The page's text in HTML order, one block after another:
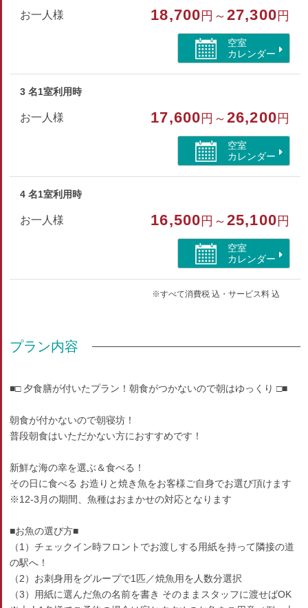
ボディソープ・ヒゲソリ・ブラシ・浴衣
トイレ/禁煙/インターネットができる部屋/洗浄機付トイ
お一人様 18,700 円～27,300 円
空室
カレンダー
3 名1室利用時
お一人様 17,600 円～26,200 円
空室
カレンダー
4 名1室利用時
お一人様 16,500 円～25,100 円
空室
カレンダー
※すべて消費税 込・サービス料 込
プラン内容
■□ 夕食膳が付いたプラン！朝食がつかないので朝はゆっくり □■
朝食が付かないので朝寝坊！
普段朝食はいただかない方におすすめです！
新鮮な海の幸を選ぶ＆食べる！
その日に食べる お造りと焼き魚をお客様ご自身でお選び頂けます
※12-3月の期間、魚種はおまかせの対応となります
■お魚の選び方■
（1）チェックイン時フロントでお渡しする用紙を持って隣接の道
の駅へ！
（2）お刺身用をグループで1匹／焼魚用を人数分選択
（3）用紙に選んだ魚の名前を書き そのままスタッフに渡せばOK